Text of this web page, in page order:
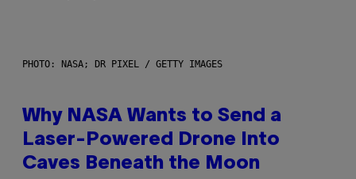
PHOTO: NASA; DR PIXEL / GETTY IMAGES
Why NASA Wants to Send a
Laser-Powered Drone Into
Caves Beneath the Moon